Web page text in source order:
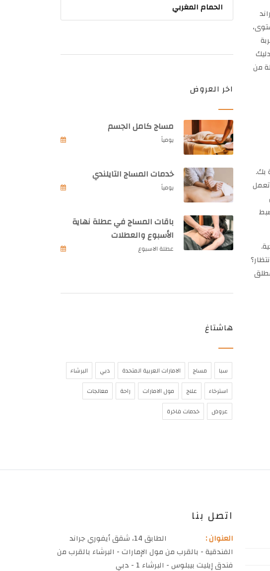
من
بك.
تعمل
الحمام المغربي
اخر العروض
مساج كامل الجسم
يومياً
خدمات المساج التايلندي
يومياً
باقات المساج في عطلة نهاية
الأسبوع والعطلات
عطلة الاسبوع
هاشتاغ
سبا مساج الامارات العربية المتحدة دبي
البرشاء
استرخاء
علاج مول الامارات راحة
معالجات
عروض
خدمات فاخرة
اتصل بنا
العنوان :
الطابق 14، شقق أيفوري جراند
الفندقية - بالقرب من مول الإمارات - البرشاء بالقرب من
فندق إيليت بيبلوس - البرشاء 1 - دبي